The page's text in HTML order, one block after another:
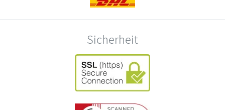
Sicherheit